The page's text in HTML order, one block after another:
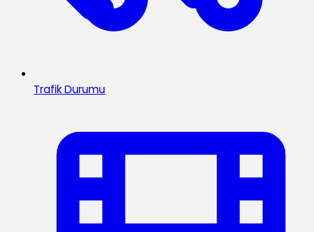
Trafik Durumu